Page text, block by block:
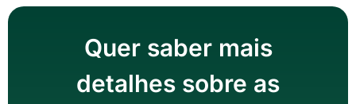
Quer saber mais
detalhes sobre as